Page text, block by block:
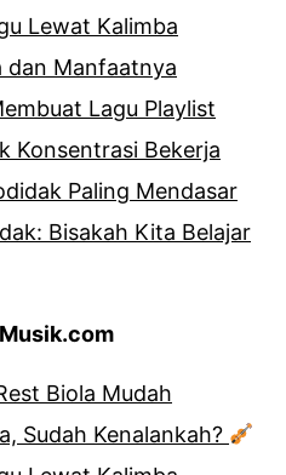
Lewat Kalimba
dan Manfaatnya
Lagu Playlist
Konsentrasi Bekerja
Paling Mendasar
Bisakah Kita Belajar
Biola Mudah
Sudah Kenalankah?